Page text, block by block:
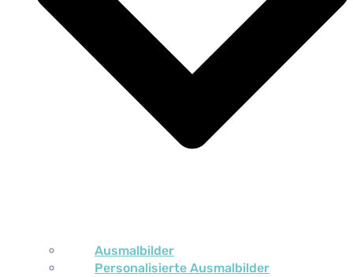
Ausmalbilder
Personalisierte Ausmalbilder